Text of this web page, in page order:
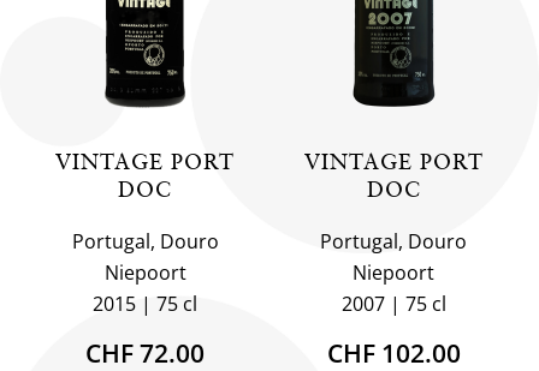
VINTAGE PORT
DOC
Portugal, Douro
Niepoort
2015
75 cl
CHF 72.00
VINTAGE PORT
DOC
Portugal, Douro
Niepoort
2007
75 cl
CHF 102.00